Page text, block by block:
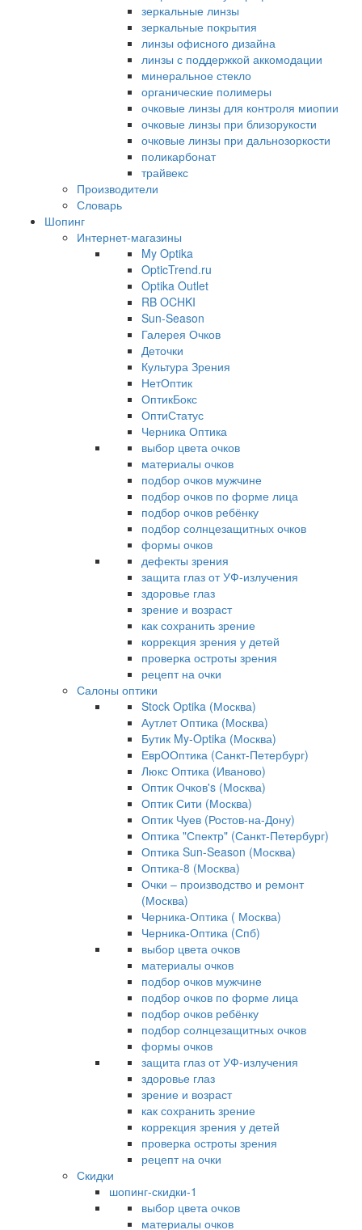
зеркальные линзы
зеркальные покрытия
линзы офисного дизайна
линзы с поддержкой аккомодации
минеральное стекло
органические полимеры
очковые линзы для контроля миопии
очковые линзы при близорукости
очковые линзы при дальнозоркости
поликарбонат
трайвекс
Производители
Словарь
Шопинг
Интернет-магазины
My Optika
OpticTrend.ru
Optika Outlet
RB OCHKI
Sun-Season
Галерея Очков
Деточки
Культура Зрения
НетОптик
ОптикБокс
ОптиСтатус
Черника Оптика
выбор цвета очков
материалы очков
подбор очков мужчине
подбор очков по форме лица
подбор очков ребёнку
подбор солнцезащитных очков
формы очков
дефекты зрения
защита глаз от УФ-излучения
здоровье глаз
зрение и возраст
как сохранить зрение
коррекция зрения у детей
проверка остроты зрения
рецепт на очки
Салоны оптики
Stock Optika (Москва)
Аутлет Оптика (Москва)
Бутик My-Optika (Москва)
ЕврООптика (Санкт-Петербург)
Люкс Оптика (Иваново)
Оптик Очков's (Москва)
Оптик Сити (Москва)
Оптик Чуев (Ростов-на-Дону)
Оптика "Спектр" (Санкт-Петербург)
Оптика Sun-Season (Москва)
Оптика-8 (Москва)
Очки – производство и ремонт
(Москва)
Черника-Оптика ( Москва)
Черника-Оптика (Спб)
выбор цвета очков
материалы очков
подбор очков мужчине
подбор очков по форме лица
подбор очков ребёнку
подбор солнцезащитных очков
формы очков
защита глаз от УФ-излучения
здоровье глаз
зрение и возраст
как сохранить зрение
коррекция зрения у детей
проверка остроты зрения
рецепт на очки
Скидки
шопинг-скидки-1
выбор цвета очков
материалы очков